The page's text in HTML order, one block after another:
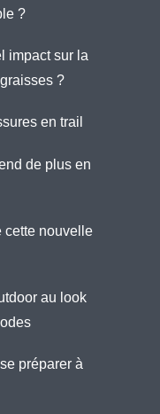
?
impact sur la
?
en trail
de plus en
cette nouvelle
au look
préparer à